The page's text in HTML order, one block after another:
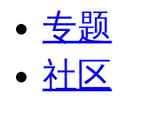
专题
社区